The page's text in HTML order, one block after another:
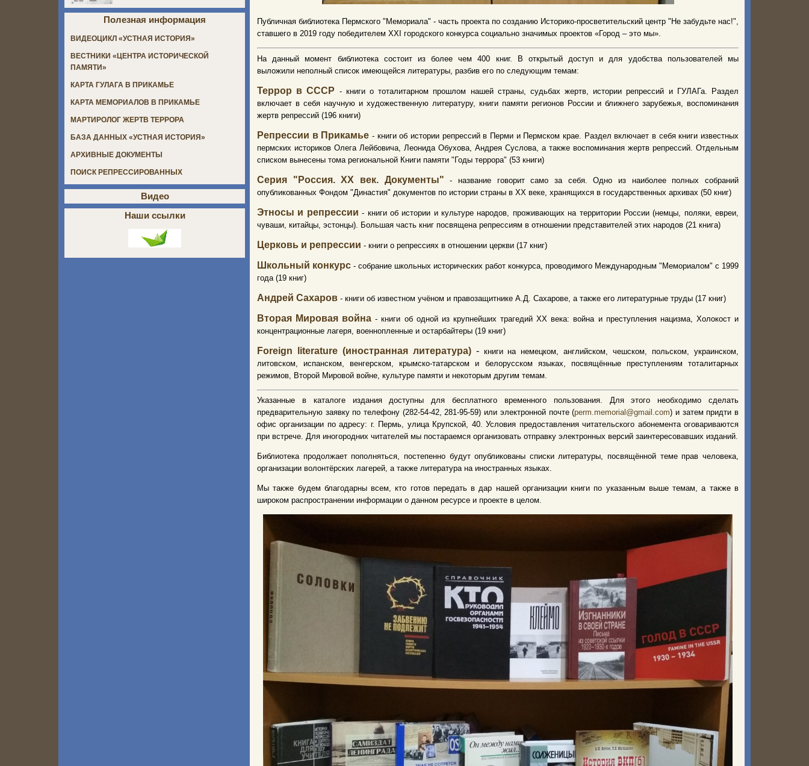
Публичная библиотека Пермского "Мемориала" - часть проекта по созданию Историко-просветительский центр "Не забудьте нас!",
ставшего в 2019 году победителем XXI городского конкурса социально значимых проектов «Город – это мы».
На данный момент библиотека состоит из более чем 400 книг. В открытый доступ и для удобства пользователей мы
выложили неполный список имеющейся литературы, разбив его по следующим темам:
Террор в СССР - книги о тоталитарном прошлом нашей страны, судьбах жертв, истории репрессий и ГУЛАГа. Раздел
включает в себя научную и художественную литературу, книги памяти регионов России и ближнего зарубежья, воспоминания
жертв репрессий (196 книги)
Репрессии в Прикамье - книги об истории репрессий в Перми и Пермском крае. Раздел включает в себя книги известных
пермских историков Олега Лейбовича, Леонида Обухова, Андрея Суслова, а также воспоминания жертв репрессий. Отдельным
списком вынесены тома региональной Книги памяти "Годы террора" (53 книги)
Серия "Россия. XX век. Документы" - название говорит само за себя. Одно из наиболее полных собраний
опубликованных Фондом "Династия" документов по истории страны в XX веке, хранящихся в государственных архивах (50 книг)
Этносы и репрессии - книги об истории и культуре народов, проживающих на территории России (немцы, поляки, евреи,
чуваши, китайцы, эстонцы). Большая часть книг посвящена репрессиям в отношении представителей этих народов (21 книга)
Церковь и репрессии - книги о репрессиях в отношении церкви (17 книг)
Школьный конкурс - собрание школьных исторических работ конкурса, проводимого Международным "Мемориалом" с 1999
года (19 книг)
Андрей Сахаров - книги об известном учёном и правозащитнике А.Д. Сахарове, а также его литературные труды (17 книг)
Вторая Мировая война - книги об одной из крупнейших трагедий XX века: война и преступления нацизма, Холокост и
концентрационные лагеря, военнопленные и остарбайтеры (19 книг)
Foreign literature (иностранная литература) - книги на немецком, английском, чешском, польском, украинском,
литовском, испанском, венгерском, крымско-татарском и белорусском языках, посвящённые преступлениям тоталитарных
режимов, Второй Мировой войне, культуре памяти и некоторым другим темам.
Указанные в каталоге издания доступны для бесплатного временного пользования. Для этого необходимо сделать
предварительную заявку по телефону (282-54-42, 281-95-59) или электронной почте (perm.memorial@gmail.com) и затем придти в
офис организации по адресу: г. Пермь, улица Крупской, 40. Условия предоставления читательского абонемента оговариваются
при встрече. Для иногородних читателей мы постараемся организовать отправку электронных версий заинтересовавших изданий.
Библиотека продолжает пополняться, постепенно будут опубликованы списки литературы, посвящённой теме прав человека,
организации волонтёрских лагерей, а также литература на иностранных языках.
Мы также будем благодарны всем, кто готов передать в дар нашей организации книги по указанным выше темам, а также в
широком распространении информации о данном ресурсе и проекте в целом.
Полезная информация
ВИДЕОЦИКЛ «УСТНАЯ ИСТОРИЯ»
ВЕСТНИКИ «ЦЕНТРА ИСТОРИЧЕСКОЙ
ПАМЯТИ»
КАРТА ГУЛАГА В ПРИКАМЬЕ
КАРТА МЕМОРИАЛОВ В ПРИКАМЬЕ
МАРТИРОЛОГ ЖЕРТВ ТЕРРОРА
БАЗА ДАННЫХ «УСТНАЯ ИСТОРИЯ»
АРХИВНЫЕ ДОКУМЕНТЫ
ПОИСК РЕПРЕССИРОВАННЫХ
Видео
Наши ссылки